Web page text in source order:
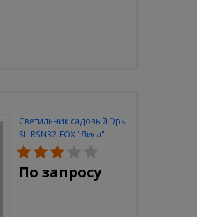
Светильник садовый Эра
SL-RSN32-FOX "Лиса"
солн.бат, полистоун,
цветной, 32 см
По запросу